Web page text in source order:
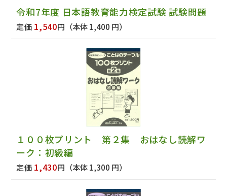
令和7年度 日本語教育能力検定試験 試験問題
定価 1,540円 （本体 1,400 円）
１００枚プリント 第２集 おはなし読解ワ
ーク：初級編
定価 1,430円 （本体 1,300 円）